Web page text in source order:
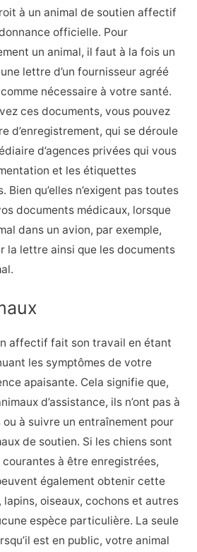
à un animal de soutien affectif
officielle. Pour
un animal, il faut à la fois un
lettre d’un fournisseur agréé
nécessaire à votre santé.
ces documents, vous pouvez
d’enregistrement, qui se déroule
d’agences privées qui vous
et les étiquettes
Bien qu’elles n’exigent pas toutes
documents médicaux, lorsque
dans un avion, par exemple,
la lettre ainsi que les documents
affectif fait son travail en étant
les symptômes de votre
apaisante. Cela signifie que,
d’assistance, ils n’ont pas à
à suivre un entraînement pour
de soutien. Si les chiens sont
courantes à être enregistrées,
également obtenir cette
oiseaux, cochons et autres
espèce particulière. La seule
est en public, votre animal